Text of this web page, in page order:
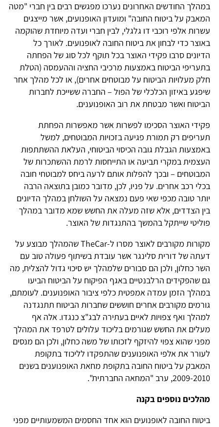
במהלך החודשים האחרונים נערכו מפגשים רבים בין חברי "מטה
המאבק על ביטוח החובה" ומועדון האופנועים, אשר מייצגים
עשרות אלפי רוכבי דו גלגלי, לבין חברי ועדה מיוחדת שהוקמה
באוצר כדי לבחון את ביטוח החובה לאופנועים. לאורך כל
הדיונים סרבו פקידי האוצר בכל תוקף לכל סוג של הפחתה
בתעריפי הביטוח באמצעות מרכיבי החציה וההעמסה (הטלת
חלק מעלויות הביטוח על מבוטחים אחרים), או לכל מהלך אחר
שיפגע באיזון הכלכלי של הפול – החברה ששייכת לחברות
הביטוח ואשר מבטחת את רוב האופנוענים.
פקידי האוצר הסכימו לפשרות אשר מאפשרות הפחתת
תעריפים רק תמורת פגיעה בזכויות המבוטחים, למשל
באמצעות הגבלת גובה הכיסוי הביטוחי, העלאת ההשתתפות
העצמית במקרי תביעה או התייחסות לרמת ההשתכרות של
המבוטחים – ובכך להפלות אותם לרעה ביחס למבוטחי חובה
בכלי רכב אחרים. על פניו, לכן, מדובר כמובן בתוצאה הרבה
יותר טובה מכפי שאי פעם נמצאה על השולחן במהלך הדיונים
בין הצדדים, אלא שזה מעלה את החשש שמא מדובר במהלך
פוליטי שייתקל בהמשך בהתנגדות של האוצר.
מקורות מקורבים לאוצר מסרו ל-TheCar שהמהלך מבוצע על
דעתה של דורית סלינגר אשר עובדת בשיתוף פעולה טוב עם
השר כחלון, ולכן הם סבורים שלמהלך יש סיכוי גדול להצליח, מה
גם שהפקידים הרלבנטיים באגף הפיקוח על הביטוח הביעו
במהלך הזמן עמדה אמפטית כלפי ציבור האופנוענים. לעומתם,
גורמים מקורבים אחרים חוששים שחברות הביטוח תתנגדנה
למהלך ואף צפויות לאיים בעתירה לבג"צ כנגדו. אלה אף
מעלים את החשש שגורמים בליכוד עלולים לטרפד את המהלך
מפני שהוא צפוי להיזקף לזכותו של משה כחלון, ולכן הם מנסים
לעורר את אלפי האופנוענים שהתפקדו לליכוד בתקופת
המאבק על ביטוח החובה בתקופת מחאת האופנוענים בשנים
2009-2010, ערב "המחאה החברתית".
מהלכים נוספים בקנה
ביטוח החובה לאופנועים הוא אחד החסמים המשמעותיים מפני